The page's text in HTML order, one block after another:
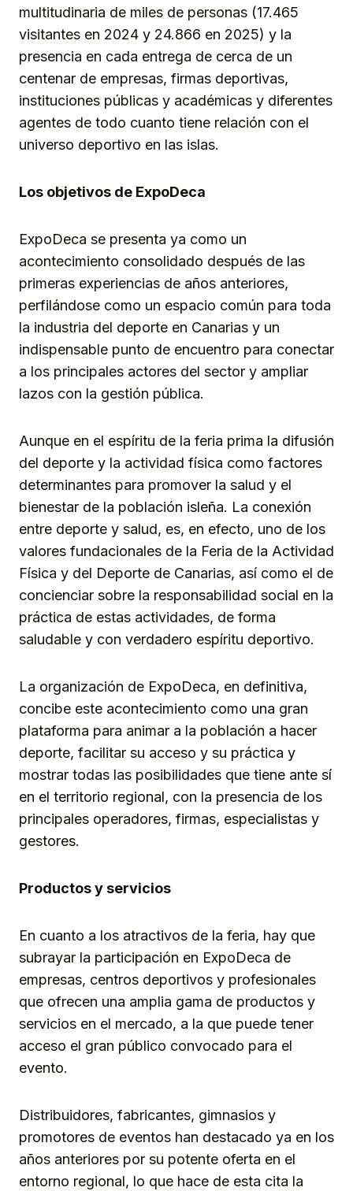
multitudinaria de miles de personas (17.465
visitantes en 2024 y 24.866 en 2025) y la
presencia en cada entrega de cerca de un
centenar de empresas, firmas deportivas,
instituciones públicas y académicas y diferentes
agentes de todo cuanto tiene relación con el
universo deportivo en las islas.
Los objetivos de ExpoDeca
ExpoDeca se presenta ya como un
acontecimiento consolidado después de las
primeras experiencias de años anteriores,
perfilándose como un espacio común para toda
la industria del deporte en Canarias y un
indispensable punto de encuentro para conectar
a los principales actores del sector y ampliar
lazos con la gestión pública.
Aunque en el espíritu de la feria prima la difusión
del deporte y la actividad física como factores
determinantes para promover la salud y el
bienestar de la población isleña. La conexión
entre deporte y salud, es, en efecto, uno de los
valores fundacionales de la Feria de la Actividad
Física y del Deporte de Canarias, así como el de
concienciar sobre la responsabilidad social en la
práctica de estas actividades, de forma
saludable y con verdadero espíritu deportivo.
La organización de ExpoDeca, en definitiva,
concibe este acontecimiento como una gran
plataforma para animar a la población a hacer
deporte, facilitar su acceso y su práctica y
mostrar todas las posibilidades que tiene ante sí
en el territorio regional, con la presencia de los
principales operadores, firmas, especialistas y
gestores.
Productos y servicios
En cuanto a los atractivos de la feria, hay que
subrayar la participación en ExpoDeca de
empresas, centros deportivos y profesionales
que ofrecen una amplia gama de productos y
servicios en el mercado, a la que puede tener
acceso el gran público convocado para el
evento.
Distribuidores, fabricantes, gimnasios y
promotores de eventos han destacado ya en los
años anteriores por su potente oferta en el
entorno regional, lo que hace de esta cita la